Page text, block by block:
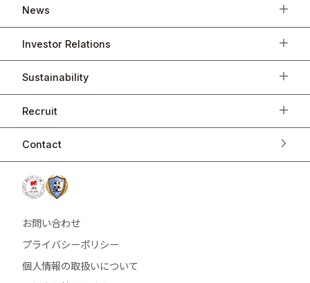
News
Investor Relations
Sustainability
Recruit
Contact
お問い合わせ
プライバシーポリシー
個人情報の取扱いについて